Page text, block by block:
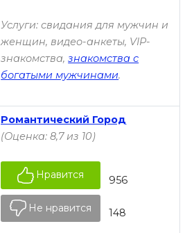
Услуги: свидания для мужчин и
женщин, видео-анкеты, VIP-
знакомства,знакомства с
богатыми мужчинами.
Романтический Город
(Оценка: 8,7 из 10)
Нравится 956
Не нравится 148